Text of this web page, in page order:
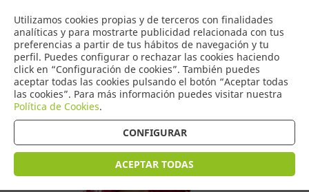
Utilizamos cookies propias y de terceros con finalidades
analíticas y para mostrarte publicidad relacionada con tus
preferencias a partir de tus hábitos de navegación y tu
perfil. Puedes configurar o rechazar las cookies haciendo
click en “Configuración de cookies”. También puedes
aceptar todas las cookies pulsando el botón “Aceptar todas
las cookies”. Para más información puedes visitar nuestra
Política de Cookies.
CONFIGURAR
ACEPTAR TODAS
0
COMERCIO
DE TORRIJOS
Tienda > Disfraces Adulto > Disfraces de Mujer